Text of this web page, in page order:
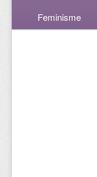
Feminisme